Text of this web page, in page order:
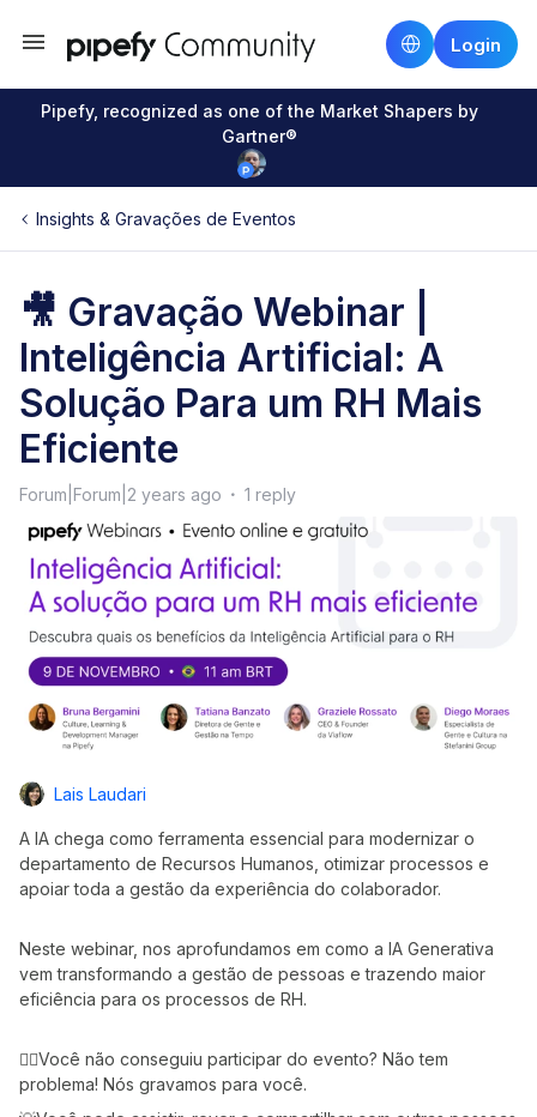
Login
Pipefy, recognized as one of the Market Shapers by
Gartner®
Insights & Gravações de Eventos
🎥 Gravação Webinar |
Inteligência Artificial: A
Solução Para um RH Mais
Eficiente
Forum|Forum|2 years ago 1 reply
Lais Laudari
A IA chega como ferramenta essencial para modernizar o
departamento de Recursos Humanos, otimizar processos e
apoiar toda a gestão da experiência do colaborador.
Neste webinar, nos aprofundamos em como a IA Generativa
vem transformando a gestão de pessoas e trazendo maior
eficiência para os processos de RH.
👉🏻Você não conseguiu participar do evento? Não tem
problema! Nós gravamos para você.